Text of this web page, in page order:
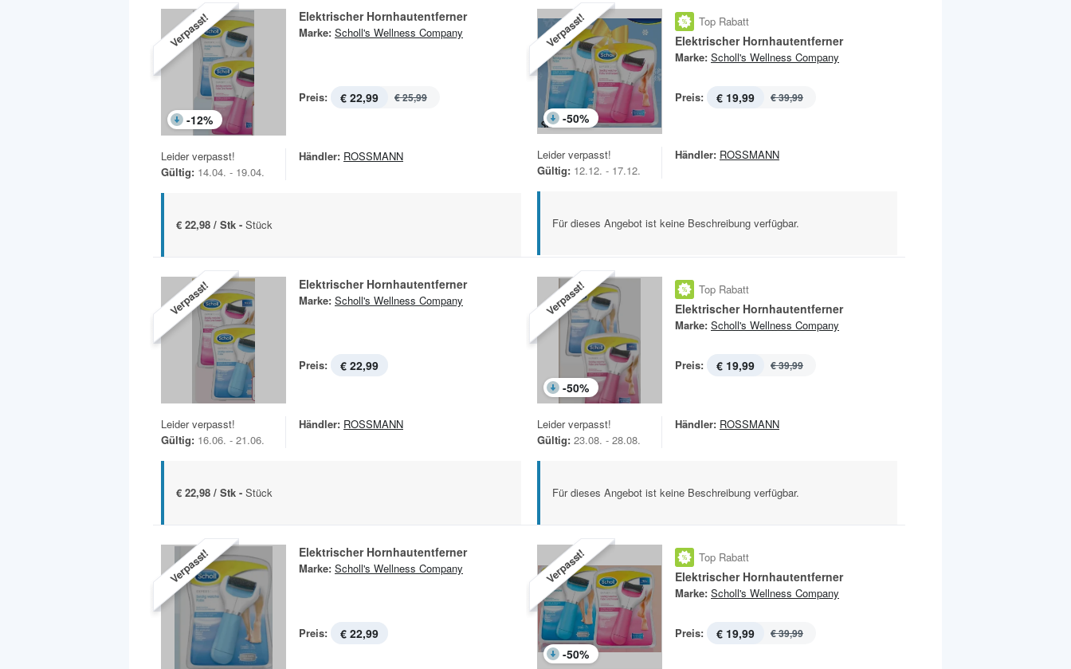
Verpasst!
-12%
Elektrischer Hornhautentferner
Marke: Scholl's Wellness Company
Preis: € 22,99 € 25,99
Leider verpasst!
Gültig: 14.04. - 19.04.
Händler: ROSSMANN
€ 22,98 / Stk - Stück
Verpasst!
-50%
Top Rabatt
Elektrischer Hornhautentferner
Marke: Scholl's Wellness Company
Preis: € 19,99 € 39,99
Leider verpasst!
Gültig: 12.12. - 17.12.
Händler: ROSSMANN
Für dieses Angebot ist keine Beschreibung verfügbar.
Verpasst! Elektrischer Hornhautentferner
Marke: Scholl's Wellness Company
Preis: € 22,99
Leider verpasst!
Gültig: 16.06. - 21.06.
Händler: ROSSMANN
€ 22,98 / Stk - Stück
Verpasst!
-50%
Top Rabatt
Elektrischer Hornhautentferner
Marke: Scholl's Wellness Company
Preis: € 19,99 € 39,99
Leider verpasst!
Gültig: 23.08. - 28.08.
Händler: ROSSMANN
Für dieses Angebot ist keine Beschreibung verfügbar.
Verpasst! Elektrischer Hornhautentferner
Marke: Scholl's Wellness Company
Preis: € 22,99
Verpasst!
-50%
Top Rabatt
Elektrischer Hornhautentferner
Marke: Scholl's Wellness Company
Preis: € 19,99 € 39,99